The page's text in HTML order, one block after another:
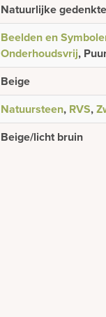
Natuurlijke
Beelden en
Onderhoudsvrij,
Beige
Natuursteen, RVS,
Beige/licht bruin